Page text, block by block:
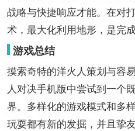
战略与快捷响应才能。在对
术，最大化利用地形，是完
游戏总结
摸索奇特的洋火人策划与容
人对决手机版中尝试到一个
界。多样化的游戏模式和多
玩耍都有新的发掘，并且挚